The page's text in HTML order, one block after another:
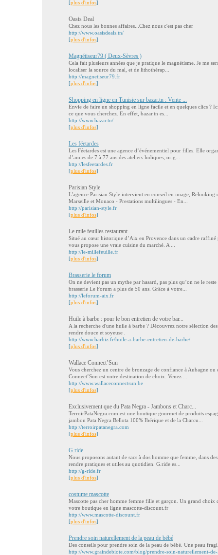
[plus d'infos]
Oasis Deal
Chez nous les bonnes affaires...Chez nous c'est pas cher
http://www.oasisdeals.tn/
[plus d'infos]
Magnétiseur79 ( Deux-Sèvres )
Cela fait plusieurs années que je pratique le magnétisme. Je me
localiser la source du mal, et de lithothérap...
http://magnetiseur79.fr
[plus d'infos]
Shopping en ligne en Tunisie sur bazar.tn : Vente ...
Envie de faire un shopping en ligne facile et en quelques clics ?
ce que vous cherchez. En effet, bazar.tn es...
http://www.bazar.tn/
[plus d'infos]
Les féetardes
Les Féetardes est une agence d’événementiel pour filles. Elle
d’amies de 7 à 77 ans des ateliers ludiques, orig...
http://lesfeetardes.fr
[plus d'infos]
Parisian Style
L'agence Parisian Style intervient en conseil en image, Relooking
Marseille et Monaco - Prestations multilingues - En...
http://parisian-style.fr
[plus d'infos]
Le mile feuilles restaurant
Situé au cœur historique d’Aix en Provence dans un cadre
vous propose une vraie cuisine du marché. A ...
http://le-millefeuille.fr
[plus d'infos]
Brasserie le forum
On ne devient pas un mythe par hasard, pas plus qu’on ne le
brasserie Le Forum a plus de 50 ans. Grâce à votre...
http://leforum-aix.fr
[plus d'infos]
Huile à barbe : pour le bon entretien de votre bar...
A la recherche d'une huile à barbe ? Découvrez notre sélection
rendre douce et soyeuse .
http://www.barbiz.fr/huile-a-barbe-entretien-de-barbe/
[plus d'infos]
Wallace Connect’Sun
Vous cherchez un centre de bronzage de confiance à Aubagne ou
Connect’Sun est votre destination de choix. Venez ...
http://www.wallaceconnectsun.be
[plus d'infos]
Exclusivement que du Pata Negra - Jambons et Charc...
TerroirPataNegra.com est une boutique gourmet de produits
jambon Pata Negra Bellota 100% Ibérique et de la Charcu...
http://terroirpatanegra.com
[plus d'infos]
G.ride
Nous proposons autant de sacs à dos homme que femme, dans
rendre pratiques et utiles au quotidien. G.ride es...
http://g-ride.fr
[plus d'infos]
costume mascotte
Mascotte pas cher homme femme fille et garçon. Un grand choix
votre boutique en ligne mascotte-discount.fr
http://www.mascotte-discount.fr
[plus d'infos]
Prendre soin naturellement de la peau de bébé
Des conseils pour prendre soin de la peau de bébé. Une peau
http://www.graindebiote.com/blog/prendre-soin-naturellement-